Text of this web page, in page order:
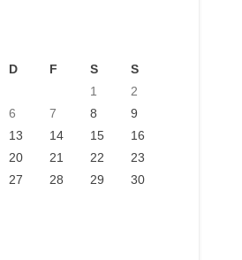
D F S
S
1
2
6 7 8
9
13 14 15
16
20 21 22
23
27 28 29
30